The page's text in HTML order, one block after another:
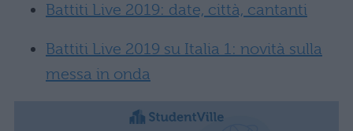
Battiti Live 2019: date, città, cantanti
Battiti Live 2019 su Italia 1: novità sulla
messa in onda